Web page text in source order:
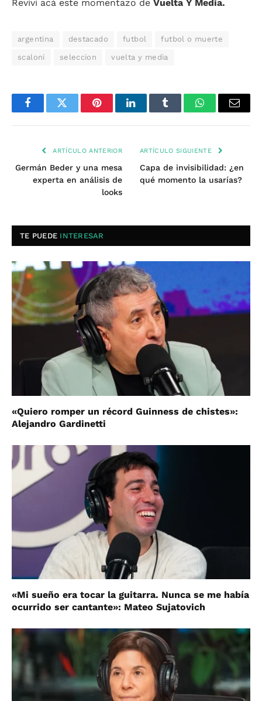
Reviví acá este momentazo de Vuelta Y Media.
argentina destacado futbol futbol o muerte
scaloni seleccion vuelta y media
FacebookTwitter PinterestLinkedInTumblr WhatsAppEmail
ARTÍCULO ANTERIOR
Germán Beder y una mesa
experta en análisis de
looks
ARTÍCULO SIGUIENTE
Capa de invisibilidad: ¿en
qué momento la usarías?
TE PUEDE INTERESAR
«Quiero romper un récord Guinness de chistes»:
Alejandro Gardinetti
«Mi sueño era tocar la guitarra. Nunca se me había
ocurrido ser cantante»: Mateo Sujatovich